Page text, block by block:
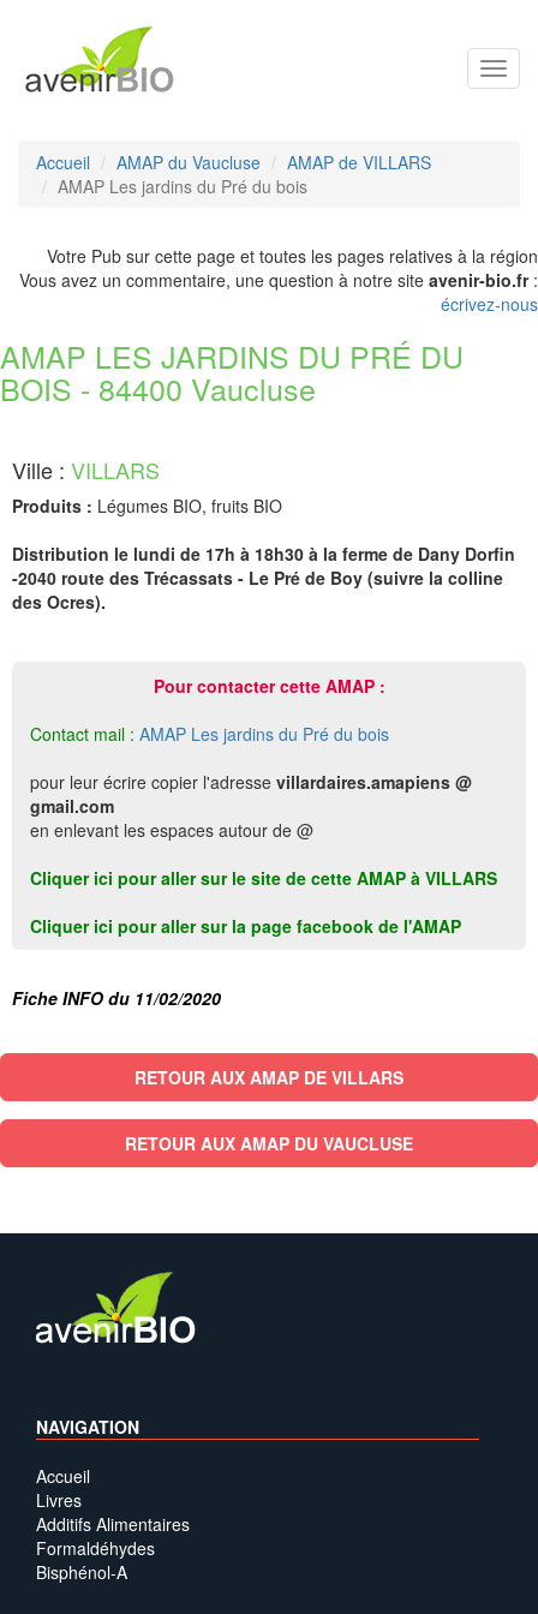
Accueil AMAP du Vaucluse
AMAP de VILLARS
AMAP Les jardins du Pré du bois
Votre Pub sur cette page et toutes les pages relatives à la région
Vous avez un commentaire, une question à notre site avenir-bio.fr:
écrivez-nous
AMAP LES JARDINS DU PRÉ DU
BOIS - 84400 Vaucluse
Ville : VILLARS
Produits : Légumes BIO, fruits BIO
Distribution le lundi de 17h à 18h30 à la ferme de Dany Dorfin
-2040 route des Trécassats - Le Pré de Boy (suivre la colline
des Ocres).
Pour contacter cette AMAP :
Contact mail : AMAP Les jardins du Pré du bois
pour leur écrire copier l'adresse villardaires.amapiens @
gmail.com
en enlevant les espaces autour de @
Cliquer ici pour aller sur le site de cette AMAP à VILLARS
Cliquer ici pour aller sur la page facebook de l'AMAP
Fiche INFO du 11/02/2020
RETOUR AUX AMAP DE VILLARS
RETOUR AUX AMAP DU VAUCLUSE
NAVIGATION
Accueil
Livres
Additifs Alimentaires
Formaldéhydes
Bisphénol-A